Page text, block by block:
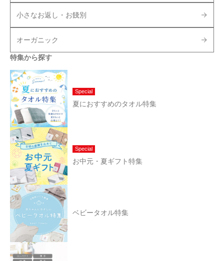
小さなお返し・お餞別
オーガニック
特集から探す
Special
夏におすすめのタオル特集
Special
お中元・夏ギフト特集
ベビータオル特集